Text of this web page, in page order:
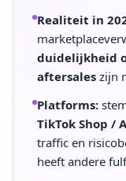
Realiteit in
duidelijkheid
aftersales zijn
Platforms:
TikTok Shop /
traffic en
heeft andere